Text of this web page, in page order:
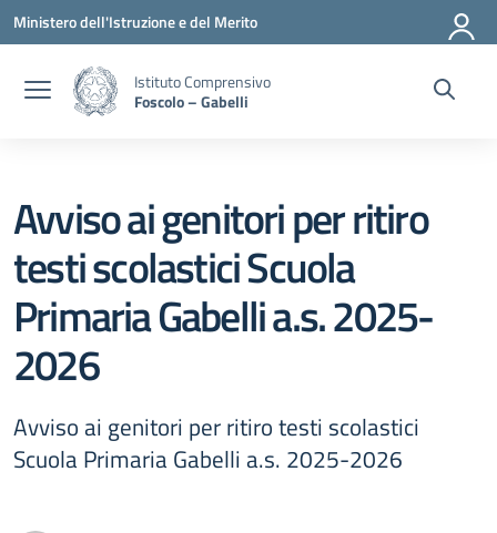
Vai ai contenuti
Vai al menu di navigazione
Vai al footer
Ministero dell'Istruzione e del Merito
Istituto Comprensivo
Foscolo – Gabelli
Avviso ai genitori per ritiro
testi scolastici Scuola
Primaria Gabelli a.s. 2025-
2026
Avviso ai genitori per ritiro testi scolastici
Scuola Primaria Gabelli a.s. 2025-2026